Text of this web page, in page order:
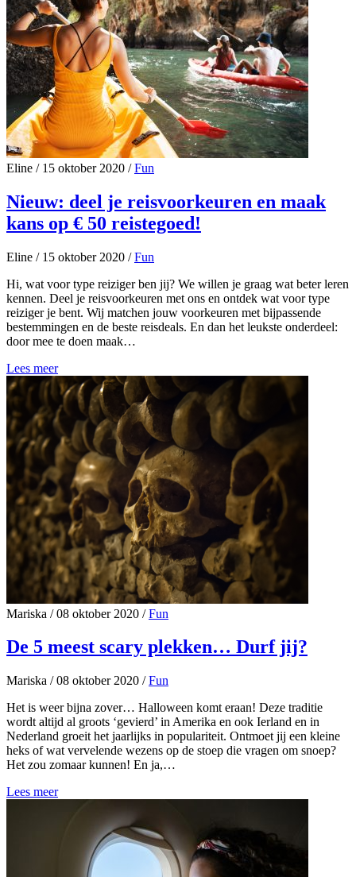
Eline /15 oktober 2020 / Fun
Nieuw: deel je reisvoorkeuren en maak
kans op € 50 reistegoed!
Eline /15 oktober 2020 / Fun
Hi, wat voor type reiziger ben jij? We willen je graag wat beter leren
kennen. Deel je reisvoorkeuren met ons en ontdek wat voor type
reiziger je bent. Wij matchen jouw voorkeuren met bijpassende
bestemmingen en de beste reisdeals. En dan het leukste onderdeel:
door mee te doen maak…
Lees meer
Mariska /08 oktober 2020 / Fun
De 5 meest scary plekken… Durf jij?
Mariska /08 oktober 2020 / Fun
Het is weer bijna zover… Halloween komt eraan! Deze traditie
wordt altijd al groots ‘gevierd’ in Amerika en ook Ierland en in
Nederland groeit het jaarlijks in populariteit. Ontmoet jij een kleine
heks of wat vervelende wezens op de stoep die vragen om snoep?
Het zou zomaar kunnen! En ja,…
Lees meer